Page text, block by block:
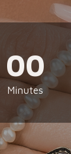
00
Minutes